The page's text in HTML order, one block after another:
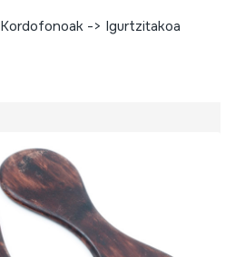
Kordofonoak -> Igurtzitakoa